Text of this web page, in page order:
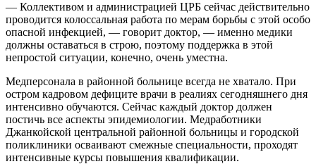
— Коллективом и администрацией ЦРБ сейчас действительно
проводится колоссальная работа по мерам борьбы с этой особо
опасной инфекцией, — говорит доктор, — именно медики
должны оставаться в строю, поэтому поддержка в этой
непростой ситуации, конечно, очень уместна.
Медперсонала в районной больнице всегда не хватало. При
остром кадровом дефиците врачи в реалиях сегодняшнего дня
интенсивно обучаются. Сейчас каждый доктор должен
постичь все аспекты эпидемиологии. Медработники
Джанкойской центральной районной больницы и городской
поликлиники осваивают смежные специальности, проходят
интенсивные курсы повышения квалификации.